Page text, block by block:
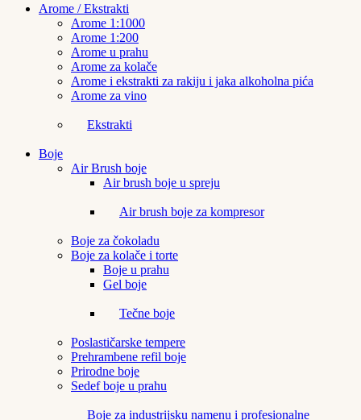
Arome / Ekstrakti
Arome 1:1000
Arome 1:200
Arome u prahu
Arome za kolače
Arome i ekstrakti za rakiju i jaka alkoholna pića
Arome za vino
Ekstrakti
Boje
Air Brush boje
Air brush boje u spreju
Air brush boje za kompresor
Boje za čokoladu
Boje za kolače i torte
Boje u prahu
Gel boje
Tečne boje
Poslastičarske tempere
Prehrambene refil boje
Prirodne boje
Sedef boje u prahu
Boje za industrijsku namenu i profesionalne